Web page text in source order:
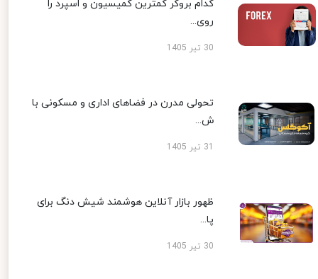
کدام بروکر کمترین کمیسیون و اسپرد را
روی...
30 تیر 1405
تحولی مدرن در فضاهای اداری و مسکونی با
ش...
ظهور بازار آنلاین هوشمند شیش دنگ برای
پا...
30 تیر 1405